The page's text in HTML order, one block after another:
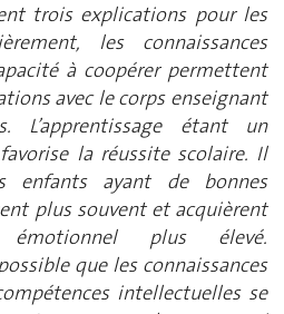
trois explications pour les
les connaissances
à coopérer permettent
avec le corps enseignant
L’apprentissage étant un
la réussite scolaire. Il
enfants ayant de bonnes
plus souvent et acquièrent
plus élevé.
que les connaissances
intellectuelles se